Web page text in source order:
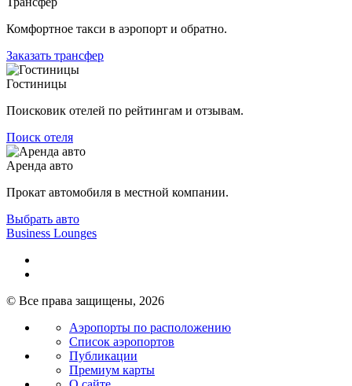
Комфортное такси в аэропорт и обратно.
Заказать трансфер
Гостиницы
Поисковик отелей по рейтингам и отзывам.
Поиск отеля
Аренда авто
Прокат автомобиля в местной компании.
Выбрать авто
Business Lounges
© Все права защищены, 2026
Аэропорты по расположению
Список аэропортов
Публикации
Премиум карты